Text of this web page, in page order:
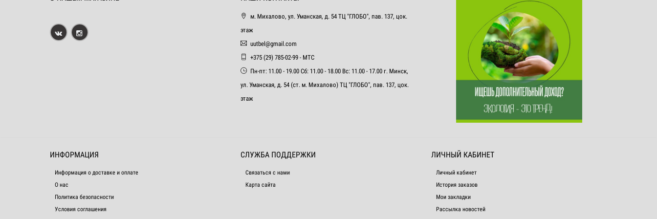
м. Михалово, ул. Уманская, д. 54 ТЦ "ГЛОБО", пав. 137, цок.
этаж
uutbel@gmail.com
+375 (29) 785-02-99 - МТС
Пн-пт: 11.00 - 19.00 Сб: 11.00 - 18.00 Вс: 11.00 - 17.00 г. Минск,
ул. Уманская, д. 54 (ст. м. Михалово) ТЦ "ГЛОБО", пав. 137, цок.
этаж
ИНФОРМАЦИЯ
Информация о доставке и оплате
О нас
Политика безопасности
Условия соглашения
СЛУЖБА ПОДДЕРЖКИ
Связаться с нами
Карта сайта
ЛИЧНЫЙ КАБИНЕТ
Личный кабинет
История заказов
Мои закладки
Рассылка новостей